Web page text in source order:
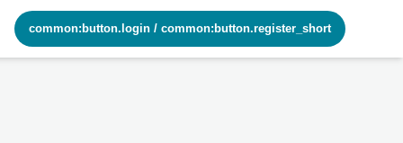
common:button.login / common:button.register_short